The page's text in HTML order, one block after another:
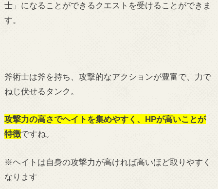
士」になることができるクエストを受けることができま
す。
斧術士は斧を持ち、攻撃的なアクションが豊富で、力で
ねじ伏せるタンク。
攻撃力の高さでヘイトを集めやすく、HPが高いことが
特徴ですね。
※ヘイトは自身の攻撃力が高ければ高いほど取りやすく
なります